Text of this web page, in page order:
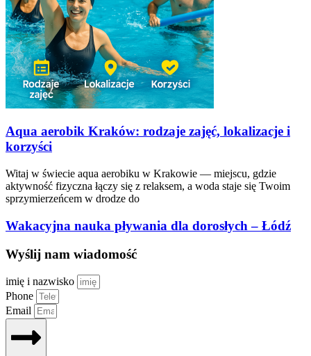
Aqua aerobik Kraków: rodzaje zajęć, lokalizacje i
korzyści
Witaj w świecie aqua aerobiku w Krakowie — miejscu, gdzie
aktywność fizyczna łączy się z relaksem, a woda staje się Twoim
sprzymierzeńcem w drodze do
Wakacyjna nauka pływania dla dorosłych – Łódź
Wyślij nam wiadomość
imię i nazwisko
Phone
Email